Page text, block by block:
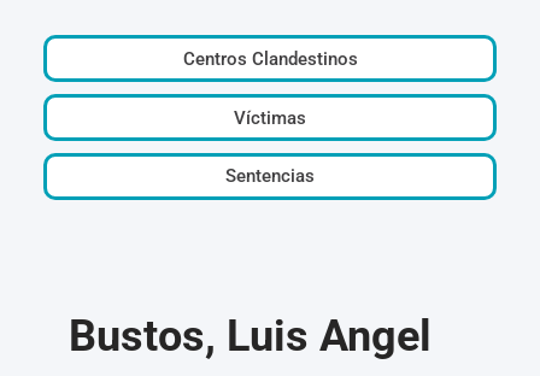
Centros Clandestinos
Víctimas
Sentencias
Bustos, Luis Angel